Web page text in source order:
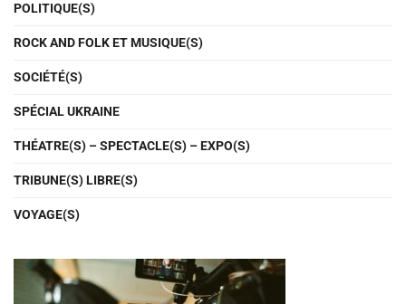
POLITIQUE(S)
ROCK AND FOLK ET MUSIQUE(S)
SOCIÉTÉ(S)
SPÉCIAL UKRAINE
THÉATRE(S) – SPECTACLE(S) – EXPO(S)
TRIBUNE(S) LIBRE(S)
VOYAGE(S)